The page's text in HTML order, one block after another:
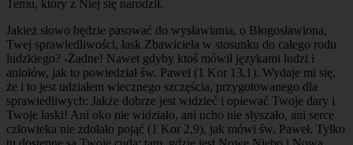
Temu, który z Niej się narodził.
Jakież słowo będzie pasować do wysławiania, o Błogosławiona,
Twej sprawiedliwości, łask Zbawiciela w stosunku do całego rodu
ludzkiego? -Żadne! Nawet gdyby ktoś mówił językami ludzi i
aniołów, jak to powiedział św. Paweł (1 Kor 13,1). Wydaje mi się,
że i to jest udziałem wiecznego szczęścia, przygotowanego dla
sprawiedliwych: Jakże dobrze jest widzieć i opiewać Twoje dary i
Twoje łaski! Ani oko nie widziało, ani ucho nie słyszało, ani serce
człowieka nie zdołało pojąć (1 Kor 2,9), jak mówi św. Paweł. Tylko